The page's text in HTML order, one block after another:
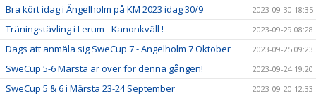
Bra kört idag i Ängelholm på KM 2023 idag 30/9 2023-09-30 18:35
Träningstävling i Lerum - Kanonkväll ! 2023-09-29 08:28
Dags att anmäla sig SweCup 7 - Ängelholm 7 Oktober 2023-09-25 09:23
SweCup 5-6 Märsta är över för denna gången! 2023-09-24 19:20
SweCup 5 & 6 i Märsta 23-24 September 2023-09-20 12:33